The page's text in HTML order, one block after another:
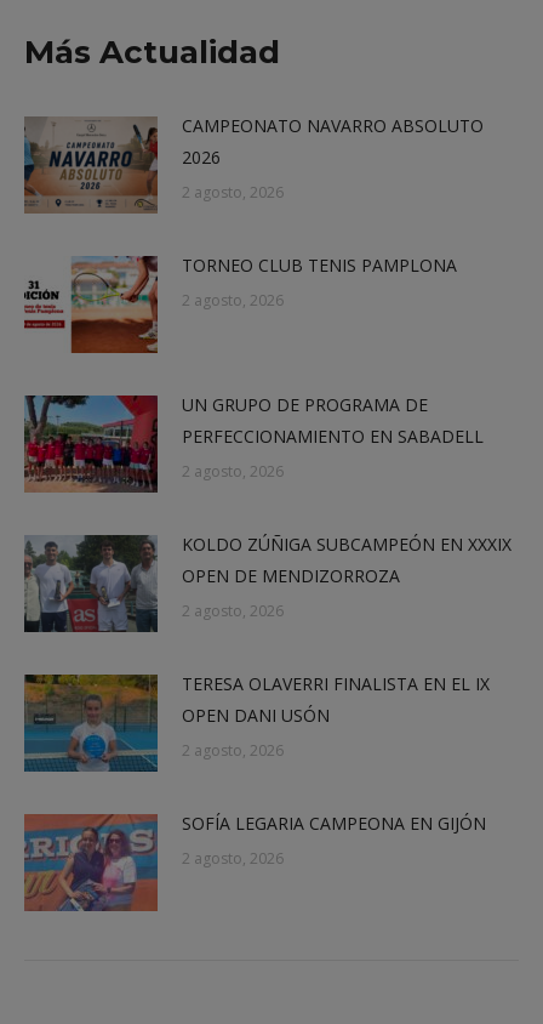
Más Actualidad
CAMPEONATO NAVARRO ABSOLUTO
2026
2 agosto, 2026
TORNEO CLUB TENIS PAMPLONA
2 agosto, 2026
UN GRUPO DE PROGRAMA DE
PERFECCIONAMIENTO EN SABADELL
2 agosto, 2026
KOLDO ZÚÑIGA SUBCAMPEÓN EN XXXIX
OPEN DE MENDIZORROZA
2 agosto, 2026
TERESA OLAVERRI FINALISTA EN EL IX
OPEN DANI USÓN
2 agosto, 2026
SOFÍA LEGARIA CAMPEONA EN GIJÓN
2 agosto, 2026